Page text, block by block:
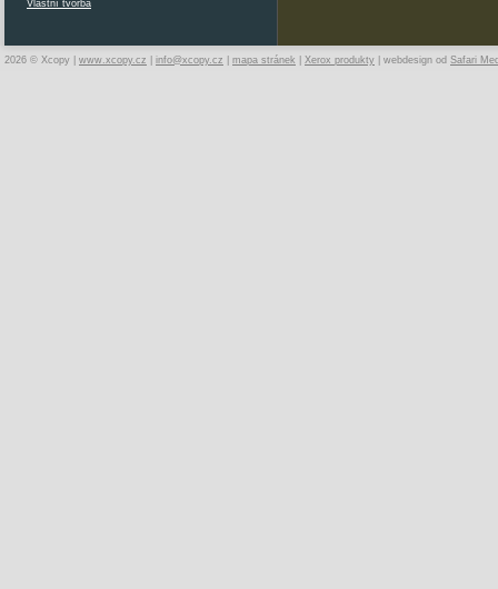
Vlastní tvorba
2026 © Xcopy | www.xcopy.cz info@xcopy.cz mapa stránek Xerox produkty | webdesign od Safari